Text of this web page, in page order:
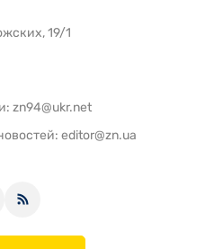
19/1
zn94@ukr.net
editor@zn.ua